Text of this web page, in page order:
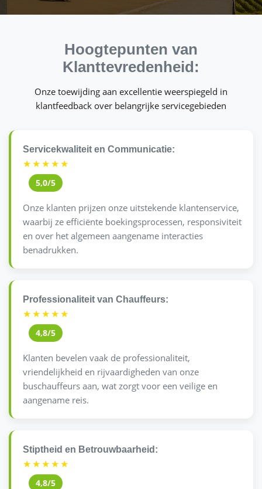
Hoogtepunten van
Klanttevredenheid:
Onze toewijding aan excellentie weerspiegeld in
klantfeedback over belangrijke servicegebieden
Servicekwaliteit en Communicatie:
★★★★★
5,0/5
Onze klanten prijzen onze uitstekende klantenservice,
waarbij ze efficiënte boekingsprocessen, responsiviteit
en over het algemeen aangename interacties
benadrukken.
Professionaliteit van Chauffeurs:
★★★★★
4,8/5
Klanten bevelen vaak de professionaliteit,
vriendelijkheid en rijvaardigheden van onze
buschauffeurs aan, wat zorgt voor een veilige en
aangename reis.
Stiptheid en Betrouwbaarheid:
★★★★★
4,8/5